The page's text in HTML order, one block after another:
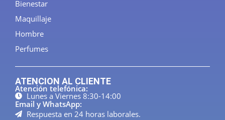
Bienestar
Maquillaje
Hombre
Perfumes
ATENCION AL CLIENTE
Atención telefónica:
Lunes a Viernes 8:30-14:00
Email y WhatsApp:
Respuesta en 24 horas laborales.